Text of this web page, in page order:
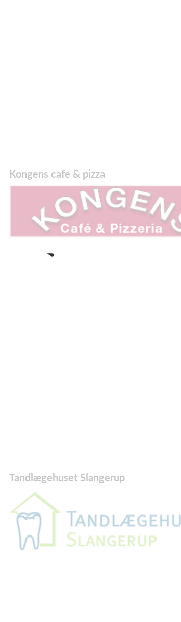
Kongens cafe & pizza
Tandlægehuset Slangerup